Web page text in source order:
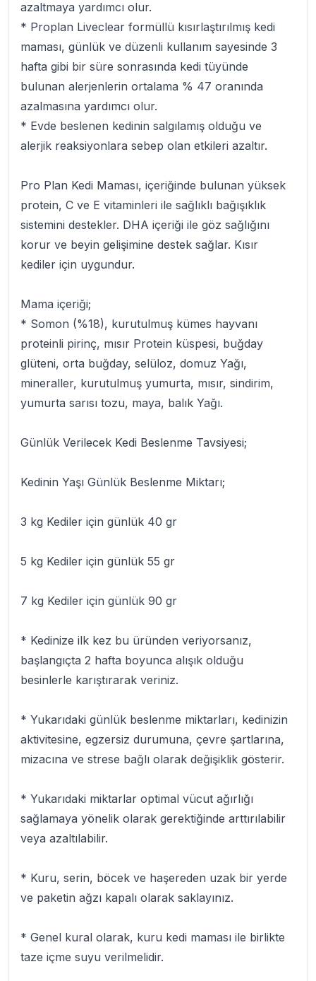
azaltmaya yardımcı olur.
* Proplan Liveclear formüllü kısırlaştırılmış kedi
maması, günlük ve düzenli kullanım sayesinde 3
hafta gibi bir süre sonrasında kedi tüyünde
bulunan alerjenlerin ortalama % 47 oranında
azalmasına yardımcı olur.
* Evde beslenen kedinin salgılamış olduğu ve
alerjik reaksiyonlara sebep olan etkileri azaltır.
Pro Plan Kedi Maması, içeriğinde bulunan yüksek
protein, C ve E vitaminleri ile sağlıklı bağışıklık
sistemini destekler. DHA içeriği ile göz sağlığını
korur ve beyin gelişimine destek sağlar. Kısır
kediler için uygundur.
Mama içeriği;
* Somon (%18), kurutulmuş kümes hayvanı
proteinli pirinç, mısır Protein küspesi, buğday
glüteni, orta buğday, selüloz, domuz Yağı,
mineraller, kurutulmuş yumurta, mısır, sindirim,
yumurta sarısı tozu, maya, balık Yağı.
Günlük Verilecek Kedi Beslenme Tavsiyesi;
Kedinin Yaşı Günlük Beslenme Miktarı;
3 kg Kediler için günlük 40 gr
5 kg Kediler için günlük 55 gr
7 kg Kediler için günlük 90 gr
* Kedinize ilk kez bu üründen veriyorsanız,
başlangıçta 2 hafta boyunca alışık olduğu
besinlerle karıştırarak veriniz.
* Yukarıdaki günlük beslenme miktarları, kedinizin
aktivitesine, egzersiz durumuna, çevre şartlarına,
mizacına ve strese bağlı olarak değişiklik gösterir.
* Yukarıdaki miktarlar optimal vücut ağırlığı
sağlamaya yönelik olarak gerektiğinde arttırılabilir
veya azaltılabilir.
* Kuru, serin, böcek ve haşereden uzak bir yerde
ve paketin ağzı kapalı olarak saklayınız.
* Genel kural olarak, kuru kedi maması ile birlikte
taze içme suyu verilmelidir.